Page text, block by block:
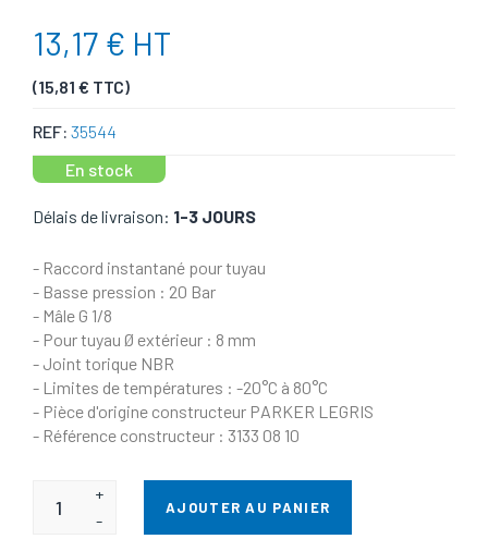
13,17 € HT
(15,81 € TTC)
REF: 35544
En stock
Délais de livraison: 1-3 JOURS
- Raccord instantané pour tuyau
- Basse pression : 20 Bar
- Mâle G 1/8
- Pour tuyau Ø extérieur : 8 mm
- Joint torique NBR
- Limites de températures : -20°C à 80°C
- Pièce d'origine constructeur PARKER LEGRIS
- Référence constructeur : 3133 08 10
+
-
AJOUTER AU PANIER